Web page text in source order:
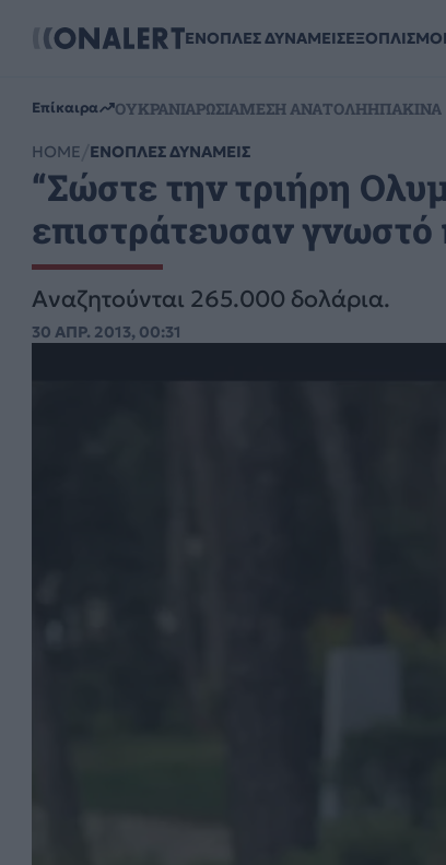
ΕΝΟΠΛΕΣ ΔΥΝΑΜΕΙΣΕΞΟΠΛΙΣΜΟΙ
Επίκαιρα ΟΥΚΡΑΝΙΑΡΩΣΙΑΜΕΣΗ ΑΝΑΤΟΛΗΗΠΑΚΙΝΑ
HOME ΕΝΟΠΛΕΣ ΔΥΝΑΜΕΙΣ
“Σώστε την τριήρη
επιστράτευσαν
Αναζητούνται 265.000 δολάρια.
30 ΑΠΡ. 2013, 00:31